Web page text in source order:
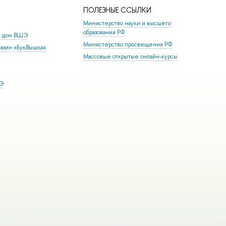
дом ВШЭ
«БукВышка»
ПОЛЕЗНЫЕ ССЫЛКИ
Министерство науки и высшего
образования РФ
Министерство просвещения РФ
Массовые открытые онлайн-курсы